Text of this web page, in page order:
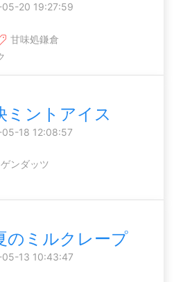
20 19:27:59
甘味処鎌倉
ミントアイス
18 12:08:57
ンダッツ
のミルクレープ
13 10:43:47